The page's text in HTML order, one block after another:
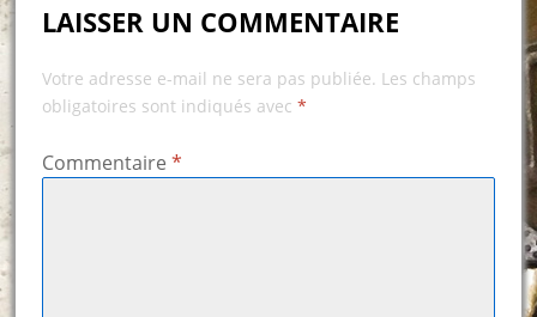
LAISSER UN COMMENTAIRE
Votre adresse e-mail ne sera pas publiée. Les champs
obligatoires sont indiqués avec *
Commentaire *